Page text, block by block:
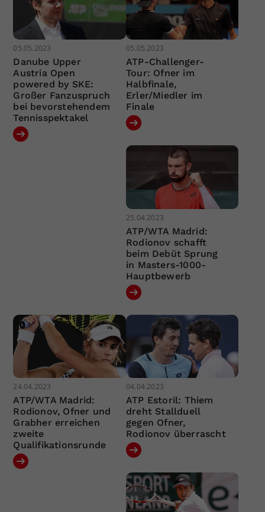
05.05.2023
Danube Upper
Austria Open
powered by SKE:
Großer Fanzuspruch
bei bevorstehendem
Tennisspektakel
05.05.2023
ATP-Challenger-
Tour: Ofner im
Halbfinale,
Erler/Miedler im
Finale
25.04.2023
ATP/WTA Madrid:
Rodionov schafft
beim Debüt Sprung
in Masters-1000-
Hauptbewerb
24.04.2023
ATP/WTA Madrid:
Rodionov, Ofner und
Grabher erreichen
zweite
Qualifikationsrunde
04.04.2023
ATP Estoril: Thiem
dreht Stallduell
gegen Ofner,
Rodionov überrascht